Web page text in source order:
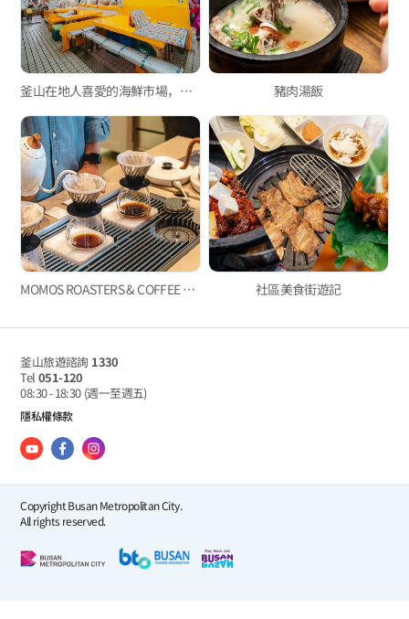
釜山在地人喜愛的海鮮市場，新東亞水產綜合市場與玄風餐廳 豬肉湯飯
MOMOS ROASTERS & COFFEE BAR 社區美食街遊記
釜山旅遊諮詢 1330
Tel 051-120
08:30 - 18:30 (週一至週五)
隱私權條款
Copyright Busan Metropolitan City.
All rights reserved.